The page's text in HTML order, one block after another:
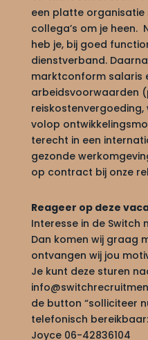
een platte
collega’s om je heen.
heb je, bij goed
dienstverband.
marktconform salaris
arbeidsvoorwaarden
volop
terecht in een
gezonde
op contract bij onze
Reageer op deze
Interesse in de Switch
Dan komen wij graag
ontvangen wij jou
Je kunt deze sturen
de button “solliciteer
telefonisch
Joyce 06-42836104